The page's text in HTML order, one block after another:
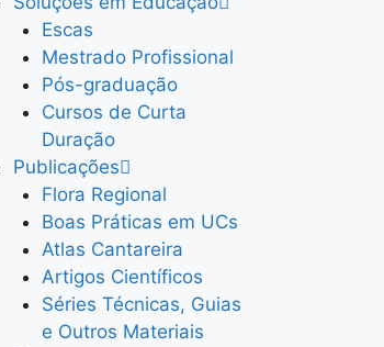
Escas
Mestrado Profissional
Pós-graduação
Cursos de Curta
Duração
Publicações
Flora Regional
Boas Práticas em UCs
Atlas Cantareira
Artigos Científicos
Séries Técnicas, Guias
e Outros Materiais